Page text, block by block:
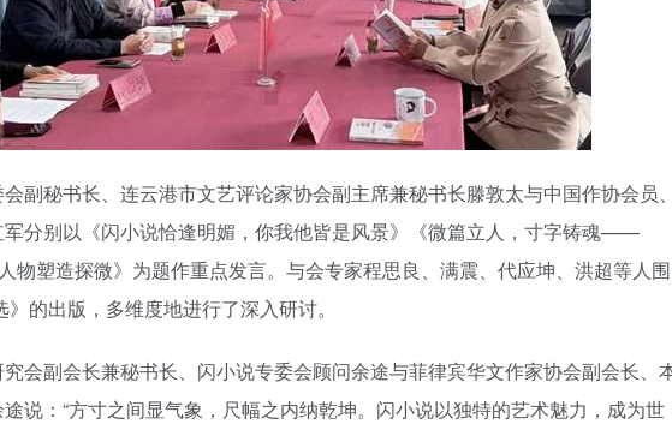
副秘书长、连云港市文艺评论家协会副主席兼秘书长滕敦太与中国作协会员
分别以《闪小说恰逢明媚，你我他皆是风景》《微篇立人，寸字铸魂——
物塑造探微》为题作重点发言。与会专家程思良、满震、代应坤、洪超等人围
的出版，多维度地进行了深入研讨。
会副会长兼秘书长、闪小说专委会顾问余途与菲律宾华文作家协会副会长、
说：“方寸之间显气象，尺幅之内纳乾坤。闪小说以独特的艺术魅力，成为世